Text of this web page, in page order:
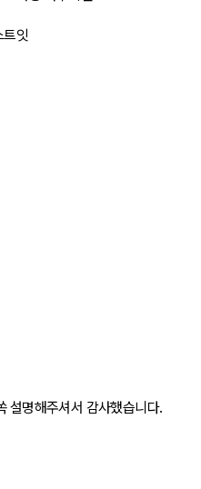
트잇
설명해주셔서 감사했습니다.